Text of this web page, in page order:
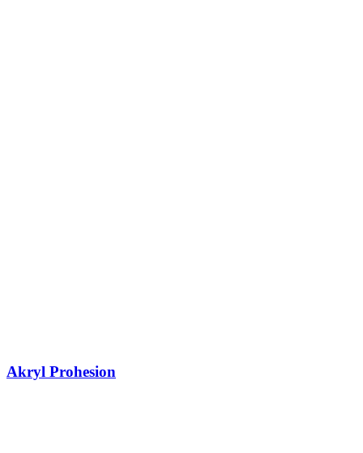
Akryl Prohesion